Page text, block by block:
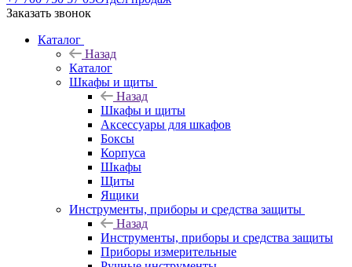
Заказать звонок
Каталог
Назад
Каталог
Шкафы и щиты
Назад
Шкафы и щиты
Аксессуары для шкафов
Боксы
Корпуса
Шкафы
Щиты
Ящики
Инструменты, приборы и средства защиты
Назад
Инструменты, приборы и средства защиты
Приборы измерительные